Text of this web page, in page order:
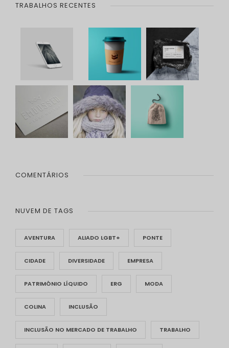
TRABALHOS RECENTES
COMENTÁRIOS
NUVEM DE TAGS
AVENTURA ALIADO LGBT+ PONTE
CIDADE DIVERSIDADE EMPRESA
PATRIMÔNIO LÍQUIDO ERG MODA
COLINA INCLUSÃO
INCLUSÃO NO MERCADO DE TRABALHO TRABALHO